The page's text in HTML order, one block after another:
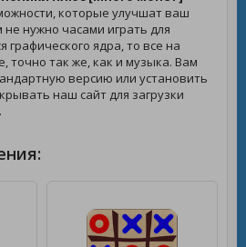
которые улучшат ваш
не нужно часами играть для
графического ядра, то все на
точно так же, как и музыка. Вам
версию или установить
наш сайт для загрузки